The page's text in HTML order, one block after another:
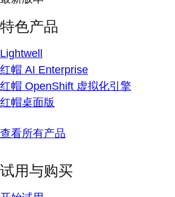
特色产品
Lightwell
红帽 AI Enterprise
红帽 OpenShift 虚拟化引擎
红帽桌面版
查看所有产品
试用与购买